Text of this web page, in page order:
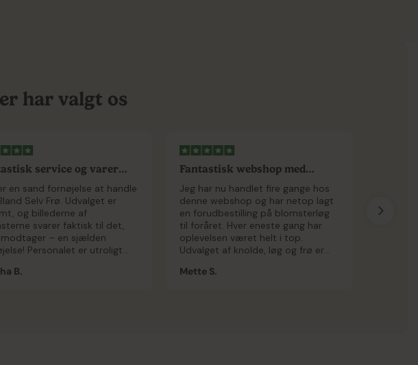
har valgt os
service og varer
en sand fornøjelse at handle
Selv Frø. Udvalget er
og billederne af
svarer faktisk til det,
– en sjælden
Personalet er utroligt
skulle opstå et problem.
B.
Fantastisk webshop med
imponerende...
Jeg har nu handlet fire gange hos
denne webshop og har netop lagt
en forudbestilling på blomsterløg
til foråret. Hver eneste gang har
oplevelsen været helt i top.
Udvalget af knolde, løg og frø er
både blomsterhaven og
Mette S.